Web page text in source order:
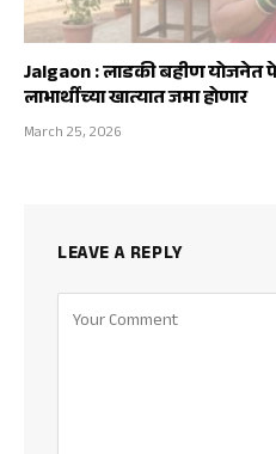
Jalgaon : लाडकी बहीण योजनेत
लाभार्थींच्या खात्यात जमा होणार
March 25, 2026
LEAVE A REPLY